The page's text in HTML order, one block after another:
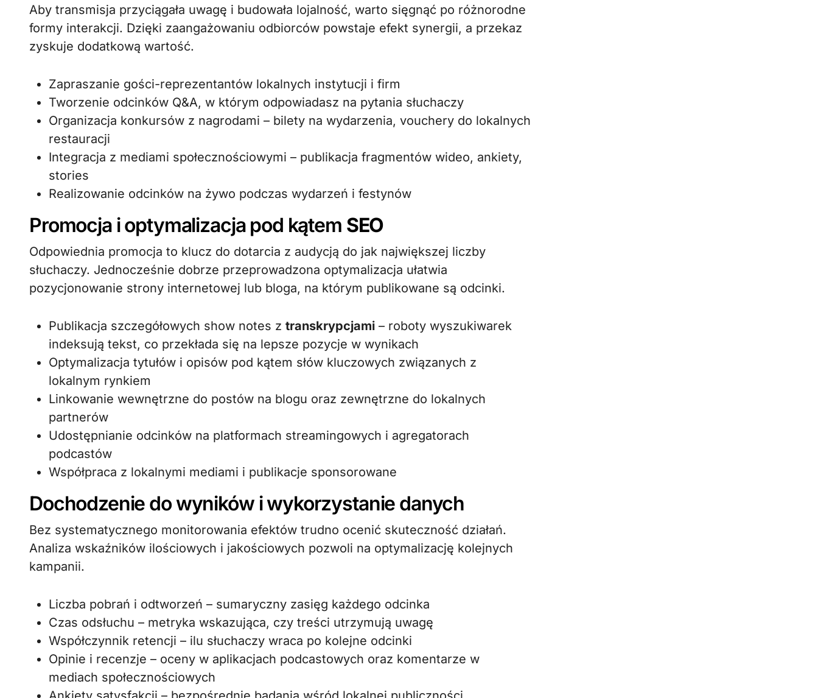
Aby transmisja przyciągała uwagę i budowała lojalność, warto sięgnąć po różnorodne
formy interakcji. Dzięki zaangażowaniu odbiorców powstaje efekt synergii, a przekaz
zyskuje dodatkową wartość.
Zapraszanie gości-reprezentantów lokalnych instytucji i firm
Tworzenie odcinków Q&A, w którym odpowiadasz na pytania słuchaczy
Organizacja konkursów z nagrodami – bilety na wydarzenia, vouchery do lokalnych
restauracji
Integracja z mediami społecznościowymi – publikacja fragmentów wideo, ankiety,
stories
Realizowanie odcinków na żywo podczas wydarzeń i festynów
Promocja i optymalizacja pod kątem SEO
Odpowiednia promocja to klucz do dotarcia z audycją do jak największej liczby
słuchaczy. Jednocześnie dobrze przeprowadzona optymalizacja ułatwia
pozycjonowanie strony internetowej lub bloga, na którym publikowane są odcinki.
Publikacja szczegółowych show notes z transkrypcjami – roboty wyszukiwarek
indeksują tekst, co przekłada się na lepsze pozycje w wynikach
Optymalizacja tytułów i opisów pod kątem słów kluczowych związanych z
lokalnym rynkiem
Linkowanie wewnętrzne do postów na blogu oraz zewnętrzne do lokalnych
partnerów
Udostępnianie odcinków na platformach streamingowych i agregatorach
podcastów
Współpraca z lokalnymi mediami i publikacje sponsorowane
Dochodzenie do wyników i wykorzystanie danych
Bez systematycznego monitorowania efektów trudno ocenić skuteczność działań.
Analiza wskaźników ilościowych i jakościowych pozwoli na optymalizację kolejnych
kampanii.
Liczba pobrań i odtworzeń – sumaryczny zasięg każdego odcinka
Czas odsłuchu – metryka wskazująca, czy treści utrzymują uwagę
Współczynnik retencji – ilu słuchaczy wraca po kolejne odcinki
Opinie i recenzje – oceny w aplikacjach podcastowych oraz komentarze w
mediach społecznościowych